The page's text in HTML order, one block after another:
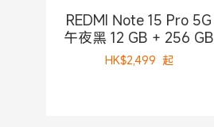
REDMI Note 15 Pro 5G
午夜黑 12 GB + 256 GB
HK$2,499 起